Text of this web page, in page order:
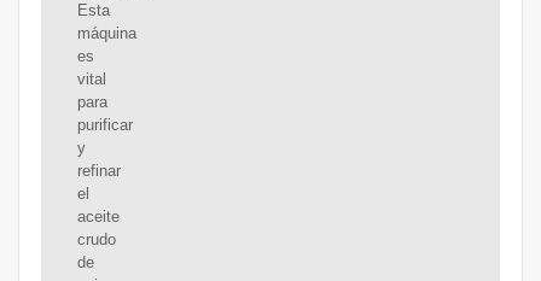
Esta
máquina
es
vital
para
purificar
y
refinar
el
aceite
crudo
de